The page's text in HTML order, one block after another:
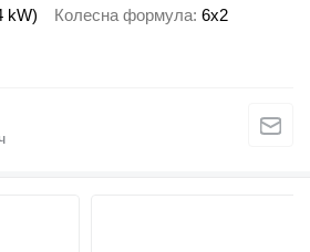
kW) Колесна формула 6x2